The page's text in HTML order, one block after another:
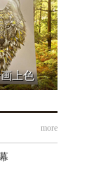
上色
more